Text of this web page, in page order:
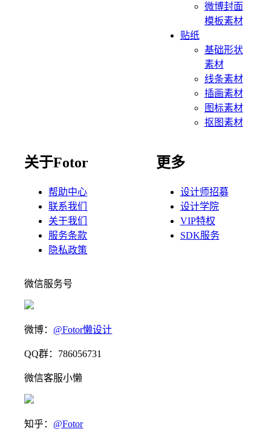
微博封面
模板素材
贴纸
基础形状
素材
线条素材
插画素材
图标素材
抠图素材
关于Fotor
帮助中心
联系我们
关于我们
服务条款
隐私政策
更多
设计师招募
设计学院
VIP特权
SDK服务
微信服务号
微博： @Fotor懒设计
QQ群：786056731
微信客服小懒
知乎： @Fotor